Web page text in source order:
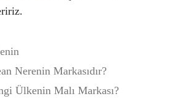
Nerenin Markasıdır?
Ülkenin Malı Markası?